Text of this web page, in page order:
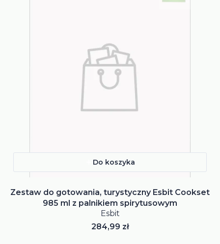
Do koszyka
Zestaw do gotowania, turystyczny Esbit Cookset
985 ml z palnikiem spirytusowym
Esbit
Cena
284,99 zł